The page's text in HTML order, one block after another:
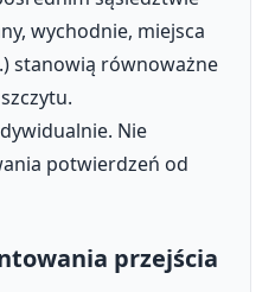
wychodnie, miejsca
stanowią równoważne
Nie
potwierdzeń od
przejścia